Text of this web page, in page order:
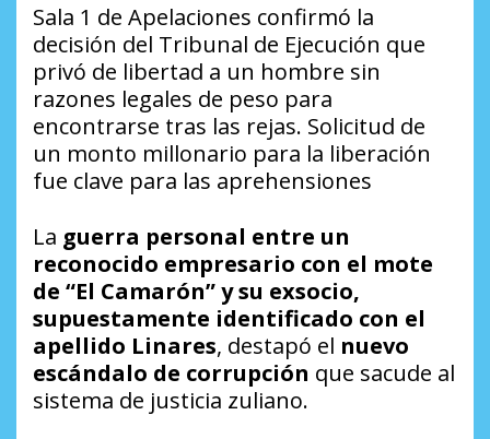
Sala 1 de Apelaciones confirmó la
decisión del Tribunal de Ejecución que
privó de libertad a un hombre sin
razones legales de peso para
encontrarse tras las rejas. Solicitud de
un monto millonario para la liberación
fue clave para las aprehensiones
La guerra personal entre un
reconocido empresario con el mote
de “El Camarón” y su exsocio,
supuestamente identificado con el
apellido Linares, destapó el nuevo
escándalo de corrupción que sacude al
sistema de justicia zuliano.